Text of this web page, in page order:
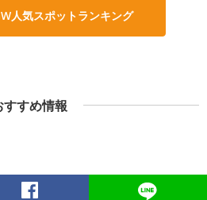
人気スポットランキング
すすめ情報